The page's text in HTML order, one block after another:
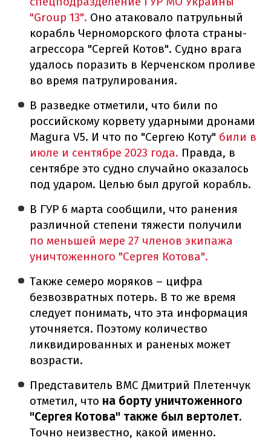
"Group 13". Оно атаковало патрульный
корабль Черноморского флота страны-
агрессора "Сергей Котов". Судно врага
удалось поразить в Керченском проливе
во время патрулирования.
В разведке отметили, что били по
российскому корвету ударными дронами
Magura V5. И что по "Сергею Коту" били в
июле и сентябре 2023 года. Правда, в
сентябре это судно случайно оказалось
под ударом. Целью был другой корабль.
В ГУР 6 марта сообщили, что ранения
различной степени тяжести получили
по меньшей мере 27 членов экипажа
уничтоженного "Сергея Котова".
Также семеро моряков – цифра
безвозвратных потерь. В то же время
следует понимать, что эта информация
уточняется. Поэтому количество
ликвидированных и раненых может
возрасти.
Представитель ВМС Дмитрий Плетенчук
отметил, что на борту уничтоженного
"Сергея Котова" также был вертолет.
Точно неизвестно, какой именно.